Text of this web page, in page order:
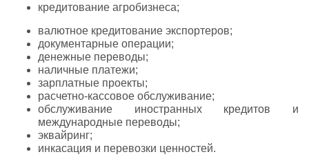
кредитование агробизнеса;
валютное кредитование экспортеров;
документарные операции;
денежные переводы;
наличные платежи;
зарплатные проекты;
расчетно-кассовое обслуживание;
обслуживание иностранных кредитов и
международные переводы;
эквайринг;
инкасация и перевозки ценностей.